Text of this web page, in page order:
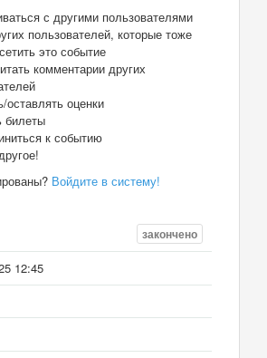
с другими пользователями
пользователей, которые тоже
это событие
комментарии других
оставлять оценки
билеты
к событию
Войдите в систему!
закончено
12:45